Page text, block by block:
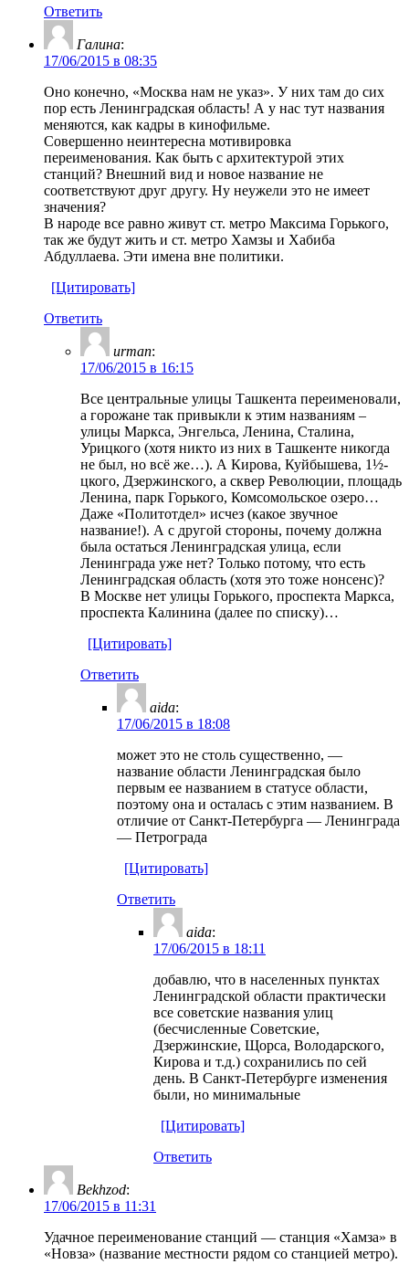
Ответить
Галина:
17/06/2015 в 08:35
Оно конечно, «Москва нам не указ». У них там до сих
пор есть Ленинградская область! А у нас тут названия
меняются, как кадры в кинофильме.
Совершенно неинтересна мотивировка
переименования. Как быть с архитектурой этих
станций? Внешний вид и новое название не
соответствуют друг другу. Ну неужели это не имеет
значения?
В народе все равно живут ст. метро Максима Горького,
так же будут жить и ст. метро Хамзы и Хабиба
Абдуллаева. Эти имена вне политики.
[Цитировать]
Ответить
urman:
17/06/2015 в 16:15
Все центральные улицы Ташкента переименовали,
а горожане так привыкли к этим названиям –
улицы Маркса, Энгельса, Ленина, Сталина,
Урицкого (хотя никто из них в Ташкенте никогда
не был, но всё же…). А Кирова, Куйбышева, 1½-
цкого, Дзержинского, а сквер Революции, площадь
Ленина, парк Горького, Комсомольское озеро…
Даже «Политотдел» исчез (какое звучное
название!). А с другой стороны, почему должна
была остаться Ленинградская улица, если
Ленинграда уже нет? Только потому, что есть
Ленинградская область (хотя это тоже нонсенс)?
В Москве нет улицы Горького, проспекта Маркса,
проспекта Калинина (далее по списку)…
[Цитировать]
Ответить
aida:
17/06/2015 в 18:08
может это не столь существенно, —
название области Ленинградская было
первым ее названием в статусе области,
поэтому она и осталась с этим названием. В
отличие от Санкт-Петербурга — Ленинграда
— Петрограда
[Цитировать]
Ответить
aida:
17/06/2015 в 18:11
добавлю, что в населенных пунктах
Ленинградской области практически
все советские названия улиц
(бесчисленные Советские,
Дзержинские, Щорса, Володарского,
Кирова и т.д.) сохранились по сей
день. В Санкт-Петербурге изменения
были, но минимальные
[Цитировать]
Ответить
Bekhzod:
17/06/2015 в 11:31
Удачное переименование станций — станция «Хамза» в
«Новза» (название местности рядом со станцией метро).